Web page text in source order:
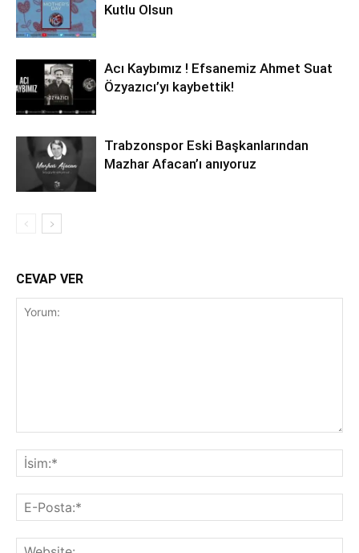
Kutlu Olsun
Acı Kaybımız ! Efsanemiz Ahmet Suat
Özyazıcı’yı kaybettik!
Trabzonspor Eski Başkanlarından
Mazhar Afacan’ı anıyoruz
CEVAP VER